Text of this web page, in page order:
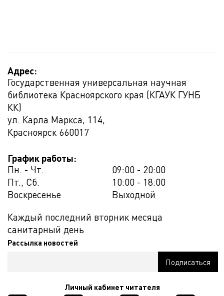
Адрес:
Государственная универсальная научная
библиотека Красноярского края (КГАУК ГУНБ
КК)
ул. Карла Маркса, 114,
Красноярск 660017
График работы:
Пн. - Чт.
09:00 - 20:00
Пт., Сб.
10:00 - 18:00
Воскресенье
Выходной
Каждый последний вторник месяца
санитарный день
Рассылка новостей
Личный кабинет читателя